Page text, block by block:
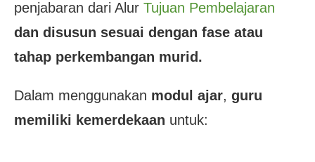
penjabaran dari Alur Tujuan Pembelajaran
dan disusun sesuai dengan fase atau
tahap perkembangan murid.
Dalam menggunakan modul ajar, guru
memiliki kemerdekaan untuk: